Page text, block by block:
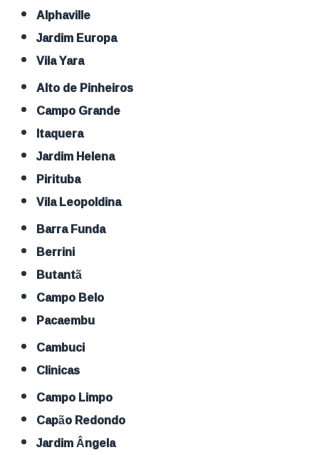
Alphaville
Jardim Europa
Vila Yara
Alto de Pinheiros
Campo Grande
Itaquera
Jardim Helena
Pirituba
Vila Leopoldina
Barra Funda
Berrini
Butantã
Campo Belo
Pacaembu
Cambuci
Clinicas
Campo Limpo
Capão Redondo
Jardim Ângela